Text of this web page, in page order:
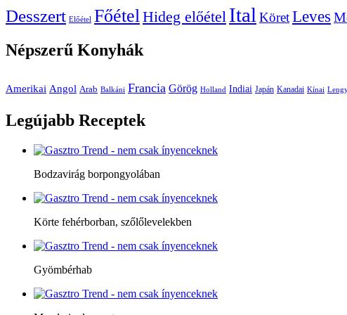
Desszert Előétel FőételHideg előétel Ital KöretLeves
Népszerű Konyhák
Amerikai Angol Arab Balkáni Francia Görög Holland Indiai Japán Kanadai Kínai
Legújabb Receptek
Bodzavirág borpongyolában
Körte fehérborban, szőlőlevelekben
Gyömbérhab